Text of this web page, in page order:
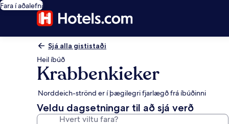
Fara í aðalefni
Sjá alla gististaði
Heil íbúð
Krabbenkieker
Norddeich-strönd er í þægilegri fjarlægð frá íbúðinni
Veldu dagsetningar til að sjá verð
Hvert viltu fara?